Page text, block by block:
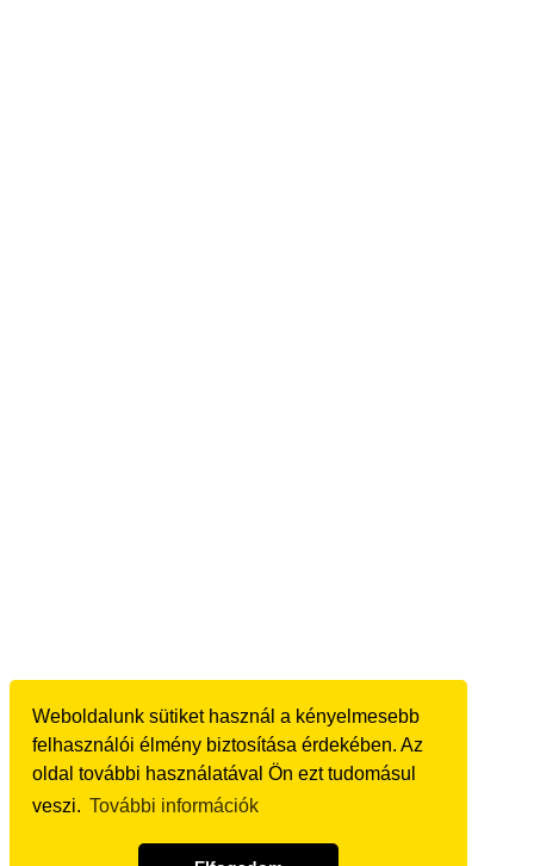
Weboldalunk sütiket használ a kényelmesebb
felhasználói élmény biztosítása érdekében. Az
oldal további használatával Ön ezt tudomásul
veszi. További információk